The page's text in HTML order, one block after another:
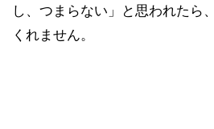
し、つまらない」と思われたら
くれません。